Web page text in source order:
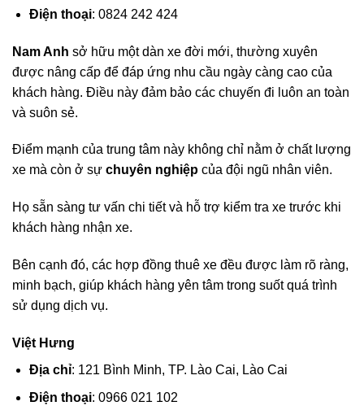
Điện thoại: 0824 242 424
Nam Anh sở hữu một dàn xe đời mới, thường xuyên
được nâng cấp để đáp ứng nhu cầu ngày càng cao của
khách hàng. Điều này đảm bảo các chuyến đi luôn an toàn
và suôn sẻ.
Điểm mạnh của trung tâm này không chỉ nằm ở chất lượng
xe mà còn ở sự chuyên nghiệp của đội ngũ nhân viên.
Họ sẵn sàng tư vấn chi tiết và hỗ trợ kiểm tra xe trước khi
khách hàng nhận xe.
Bên cạnh đó, các hợp đồng thuê xe đều được làm rõ ràng,
minh bạch, giúp khách hàng yên tâm trong suốt quá trình
sử dụng dịch vụ.
Việt Hưng
Địa chỉ: 121 Bình Minh, TP. Lào Cai, Lào Cai
Điện thoại: 0966 021 102